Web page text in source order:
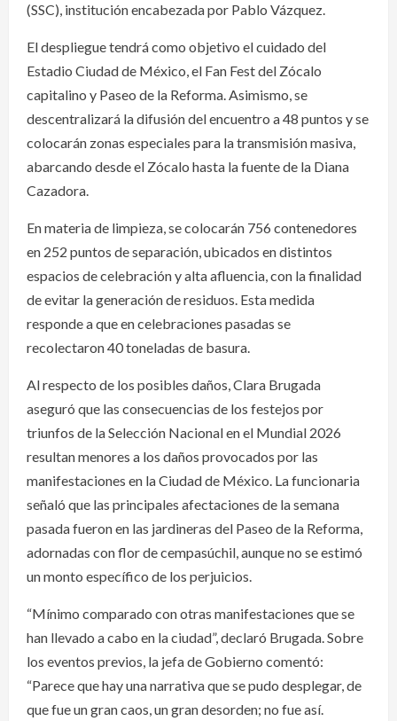
(SSC), institución encabezada por Pablo Vázquez.
El despliegue tendrá como objetivo el cuidado del
Estadio Ciudad de México, el Fan Fest del Zócalo
capitalino y Paseo de la Reforma. Asimismo, se
descentralizará la difusión del encuentro a 48 puntos y se
colocarán zonas especiales para la transmisión masiva,
abarcando desde el Zócalo hasta la fuente de la Diana
Cazadora.
En materia de limpieza, se colocarán 756 contenedores
en 252 puntos de separación, ubicados en distintos
espacios de celebración y alta afluencia, con la finalidad
de evitar la generación de residuos. Esta medida
responde a que en celebraciones pasadas se
recolectaron 40 toneladas de basura.
Al respecto de los posibles daños, Clara Brugada
aseguró que las consecuencias de los festejos por
triunfos de la Selección Nacional en el Mundial 2026
resultan menores a los daños provocados por las
manifestaciones en la Ciudad de México. La funcionaria
señaló que las principales afectaciones de la semana
pasada fueron en las jardineras del Paseo de la Reforma,
adornadas con flor de cempasúchil, aunque no se estimó
un monto específico de los perjuicios.
“Mínimo comparado con otras manifestaciones que se
han llevado a cabo en la ciudad”, declaró Brugada. Sobre
los eventos previos, la jefa de Gobierno comentó:
“Parece que hay una narrativa que se pudo desplegar, de
que fue un gran caos, un gran desorden; no fue así.